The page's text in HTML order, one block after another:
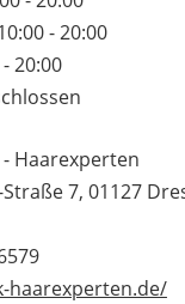
- 20:00
20:00
Haarexperten
7, 01127
haarexperten.de/